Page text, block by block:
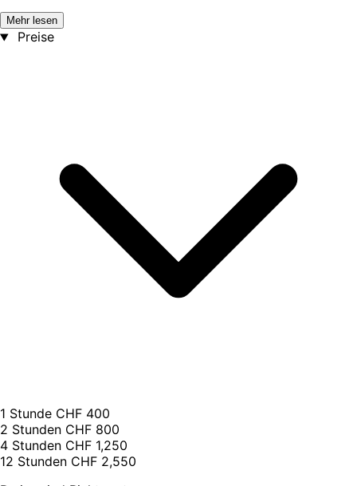
Mehr lesen
Preise
1 Stunde CHF 400
2 Stunden CHF 800
4 Stunden CHF 1,250
12 Stunden CHF 2,550